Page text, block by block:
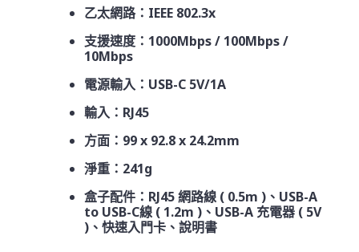
乙太網路：IEEE 802.3x
支援速度：1000Mbps / 100Mbps /
10Mbps
電源輸入：USB-C 5V/1A
輸入：RJ45
方面：99 x 92.8 x 24.2mm
淨重：241g
盒子配件：RJ45 網路線 ( 0.5m )、USB-A
to USB-C線 ( 1.2m )、USB-A 充電器 ( 5V
)、快速入門卡、說明書